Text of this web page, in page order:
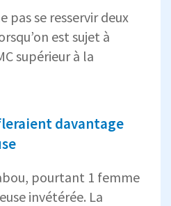
pas se resservir deux
est sujet à
supérieur à la
davantage
pourtant 1 femme
invétérée. La